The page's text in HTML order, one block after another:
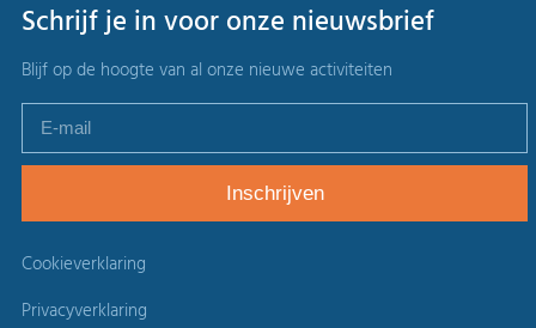
Schrijf je in voor onze nieuwsbrief
Blijf op de hoogte van al onze nieuwe activiteiten
Cookieverklaring
Privacyverklaring